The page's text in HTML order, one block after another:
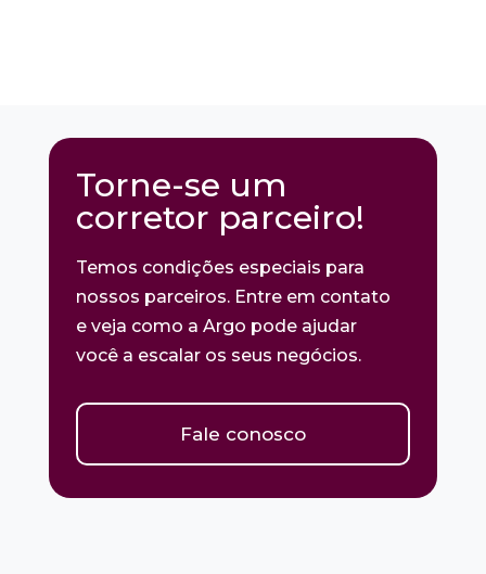
Torne-se um
corretor parceiro!
Temos condições especiais para
nossos parceiros. Entre em contato
e veja como a Argo pode ajudar
você a escalar os seus negócios.
Fale conosco